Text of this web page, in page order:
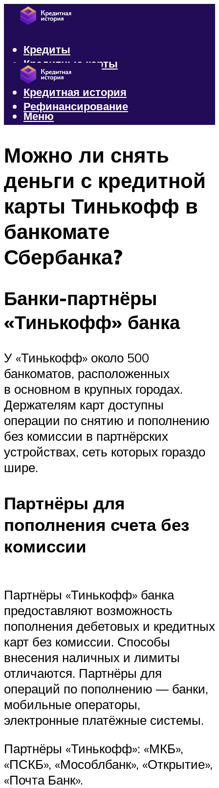
Кредиты
Кредитные карты
Микрозаймы
Кредитная история
Рефинансирование
Меню
Можно ли снять
деньги с кредитной
карты Тинькофф в
банкомате
Сбербанка?
Банки-партнёры
«Тинькофф» банка
У «Тинькофф» около 500
банкоматов, расположенных
в основном в крупных городах.
Держателям карт доступны
операции по снятию и пополнению
без комиссии в партнёрских
устройствах, сеть которых гораздо
шире.
Партнёры для
пополнения счета без
комиссии
Партнёры «Тинькофф» банка
предоставляют возможность
пополнения дебетовых и кредитных
карт без комиссии. Способы
внесения наличных и лимиты
отличаются. Партнёры для
операций по пополнению — банки,
мобильные операторы,
электронные платёжные системы.
Партнёры «Тинькофф»: «МКБ»,
«ПСКБ», «Мособлбанк», «Открытие»,
«Почта Банк».